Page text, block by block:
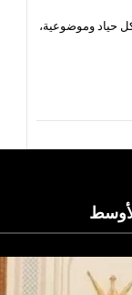
حياد وموضوعية،